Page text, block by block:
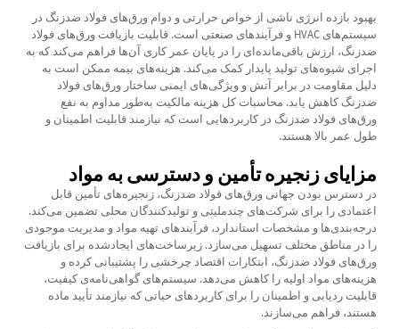
بهبود بازده انرژی ناشی از خواص حرارتی و دوام ورق‌های فولاد ضدزنگ در
سیستم‌های HVAC و فرآیندهای صنعتی است. قابلیت بازیافت ورق‌های فولاد
ضدزنگ، ارزش باقی‌مانده‌ای را در پایان عمر کاری آن‌ها فراهم می‌کند که به
اجرای شیوه‌های تولید پایدار کمک می‌کند. هزینه‌های بیمه ممکن است به
دلیل مقاومت در برابر آتش و ویژگی‌های ایمنی ساختار ورق‌های فولاد
ضدزنگ کاهش یابد. محاسبات کل هزینه مالکیت به‌طور مداوم به نفع
ورق‌های فولاد ضدزنگ در کاربردهایی است که نیازمند قابلیت اطمینان و
طول عمر بالا هستند.
مزایای زنجیره تأمین و دسترسی به مواد
در دسترس بودن جهانی ورق‌های فولاد ضدزنگ، زنجیره‌های تأمین قابل
اعتمادی را برای شرکت‌های چندملیتی و تولیدکنندگان محلی تضمین می‌کند.
درجه‌بندی‌ها و مشخصات استاندارد، فرآیندهای تهیه مواد و مدیریت موجودی
را در مناطق مختلف تسهیل می‌سازد. زیرساخت‌های ایجادشده برای بازیافت
ورق‌های فولاد ضدزنگ، ابتکارات اقتصاد چرخشی را پشتیبانی کرده و
هزینه‌های مواد اولیه را کاهش می‌دهد. سیستم‌های گواهی‌نامه‌ی کیفیت،
قابلیت ردیابی و اطمینان را برای کاربردهای حیاتی که نیازمند تأیید ماده
هستند، فراهم می‌سازند.